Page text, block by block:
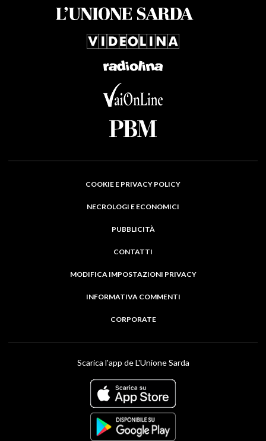
COOKIE E PRIVACY POLICY
NECROLOGI E ECONOMICI
PUBBLICITÀ
CONTATTI
MODIFICA IMPOSTAZIONI PRIVACY
INFORMATIVA COMMENTI
CORPORATE
Scarica l'app de L'Unione Sarda